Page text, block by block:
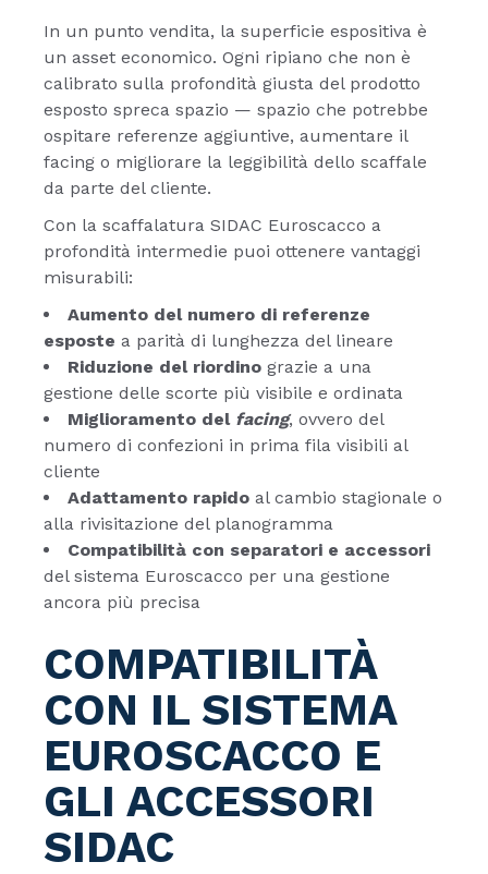
In un punto vendita, la superficie espositiva è
un asset economico. Ogni ripiano che non è
calibrato sulla profondità giusta del prodotto
esposto spreca spazio — spazio che potrebbe
ospitare referenze aggiuntive, aumentare il
facing o migliorare la leggibilità dello scaffale
da parte del cliente.
Con la scaffalatura SIDAC Euroscacco a
profondità intermedie puoi ottenere vantaggi
misurabili:
Aumento del numero di referenze
esposte a parità di lunghezza del lineare
Riduzione del riordino grazie a una
gestione delle scorte più visibile e ordinata
Miglioramento del facing, ovvero del
numero di confezioni in prima fila visibili al
cliente
Adattamento rapido al cambio stagionale o
alla rivisitazione del planogramma
Compatibilità con separatori e accessori
del sistema Euroscacco per una gestione
ancora più precisa
COMPATIBILITÀ
CON IL SISTEMA
EUROSCACCO E
GLI ACCESSORI
SIDAC